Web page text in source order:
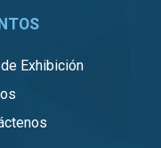
Exhibición